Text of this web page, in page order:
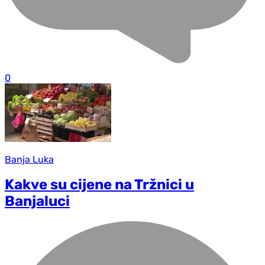
0
Banja Luka
Kakve su cijene na Tržnici u
Banjaluci